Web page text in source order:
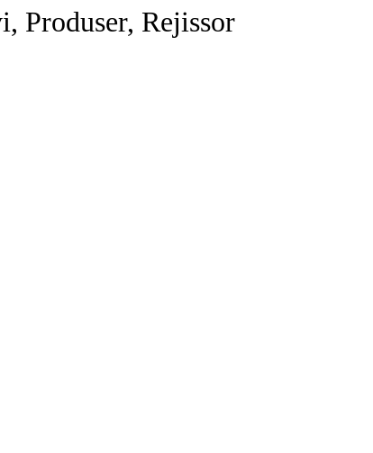
Produser, Rejissor